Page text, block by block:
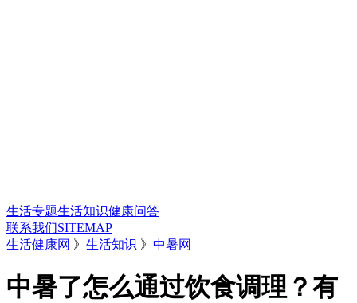
生活专题生活知识健康问答
联系我们SITEMAP
生活健康网 》 生活知识 》 中暑网
中暑了怎么通过饮食调理？有